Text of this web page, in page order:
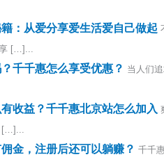
：从爱分享爱生活爱自己做起
享 […]...
千千惠怎么享受优惠？ 当人们
收益？千千惠北京站怎么加入
[…]...
金，注册后还可以躺赚？ 千千